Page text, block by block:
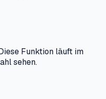
Funktion läuft im
sehen.